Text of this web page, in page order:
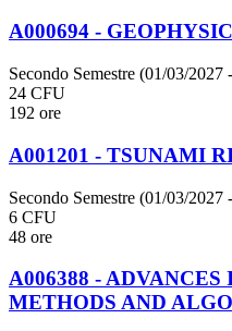
A000694 -
Secondo Semestre (01/03/2027
24 CFU
192 ore
A001201 - TSUNAMI
Secondo Semestre (01/03/2027
6 CFU
48 ore
A006388 - ADVANCES
METHODS AND